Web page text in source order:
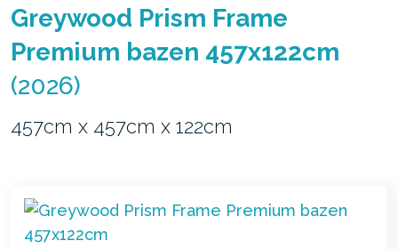
Greywood Prism Frame
Premium bazen 457x122cm
(2026)
457cm x 457cm x 122cm